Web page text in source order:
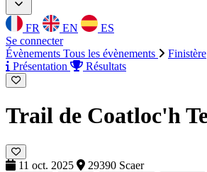
FR EN
ES
Se connecter
Évènements Tous les évènements Finistère
Présentation
Résultats
Trail de Coatloc'h
11 oct. 2025 29390 Scaer